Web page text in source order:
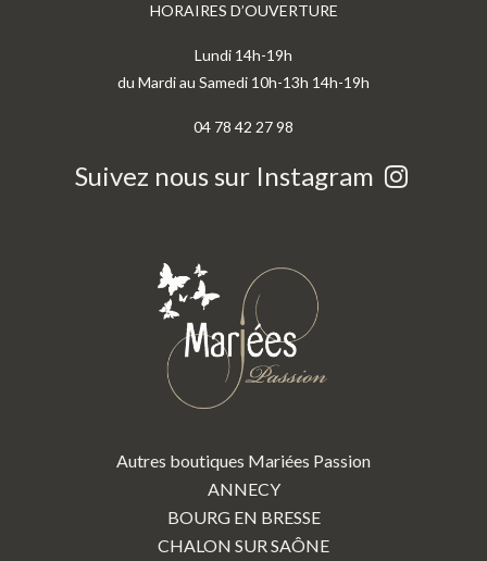
HORAIRES D’OUVERTURE
Lundi 14h-19h
du Mardi au Samedi 10h-13h 14h-19h
04 78 42 27 98
Suivez nous sur Instagram
Autres boutiques Mariées Passion
ANNECY
BOURG EN BRESSE
CHALON SUR SAÔNE